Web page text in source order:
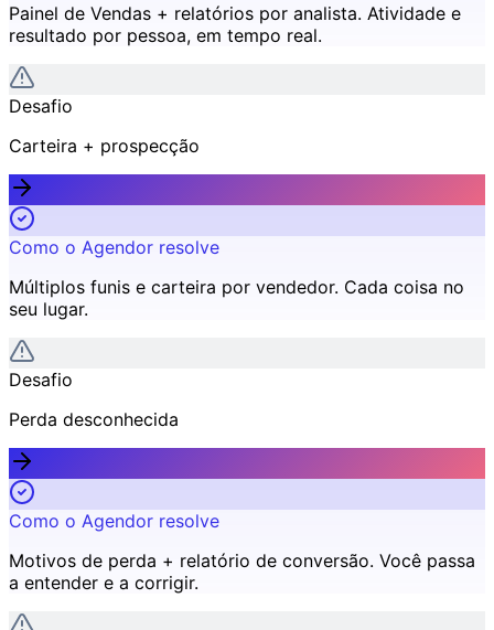
Painel de Vendas + relatórios por analista. Atividade e
resultado por pessoa, em tempo real.
Desafio
Carteira + prospecção
Como o Agendor resolve
Múltiplos funis e carteira por vendedor. Cada coisa no
seu lugar.
Desafio
Perda desconhecida
Como o Agendor resolve
Motivos de perda + relatório de conversão. Você passa
a entender e a corrigir.